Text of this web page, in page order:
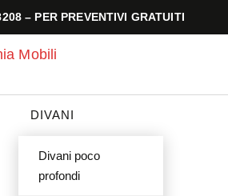
– PER PREVENTIVI GRATUITI
DIVANI
Divani poco
profondi